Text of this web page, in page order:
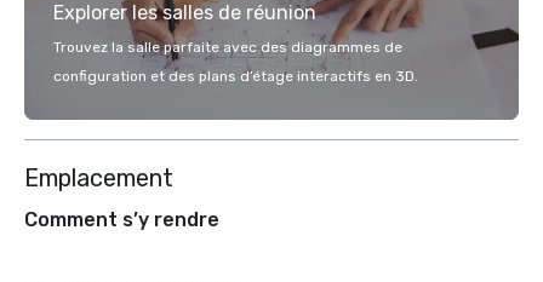
Explorer les salles de réunion
Trouvez la salle parfaite avec des diagrammes de
configuration et des plans d’étage interactifs en 3D.
Emplacement
Comment s’y rendre